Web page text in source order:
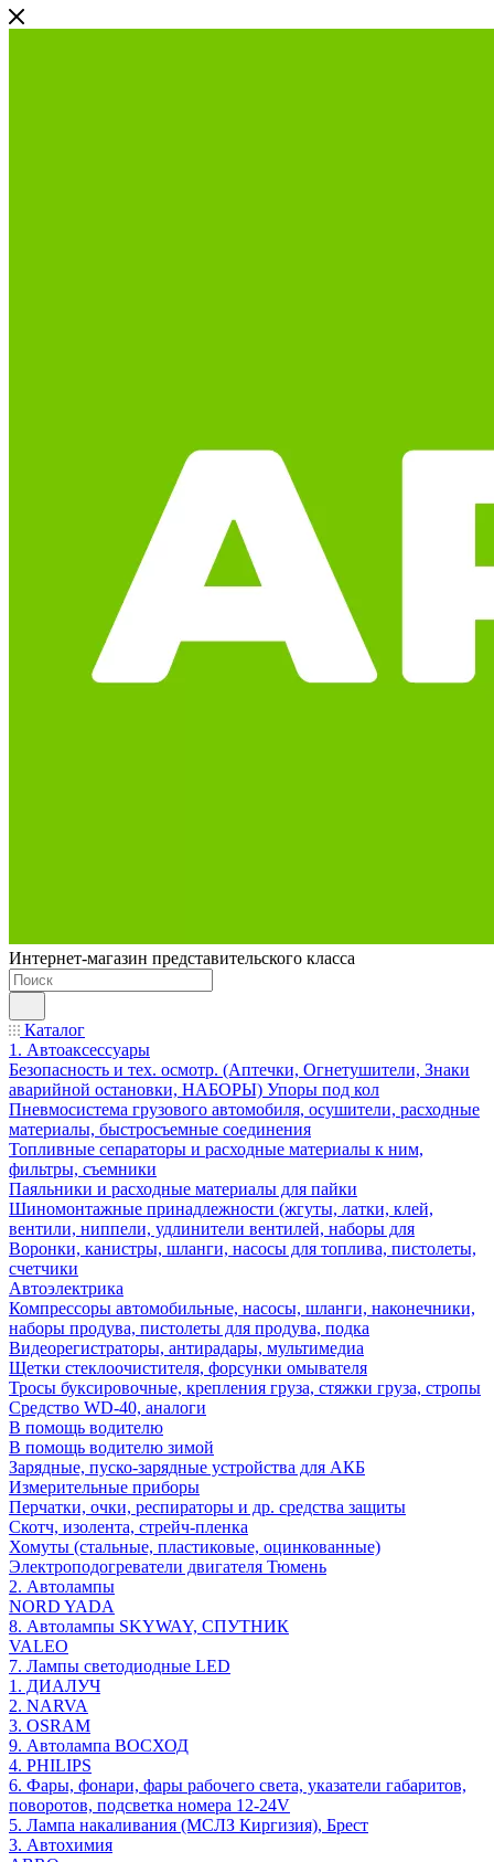
Интернет-магазин представительского класса
Каталог
1. Автоаксессуары
Безопасность и тех. осмотр. (Аптечки, Огнетушители, Знаки
аварийной остановки, НАБОРЫ) Упоры под кол
Пневмосистема грузового автомобиля, осушители, расходные
материалы, быстросъемные соединения
Топливные сепараторы и расходные материалы к ним,
фильтры, съемники
Паяльники и расходные материалы для пайки
Шиномонтажные принадлежности (жгуты, латки, клей,
вентили, ниппели, удлинители вентилей, наборы для
Воронки, канистры, шланги, насосы для топлива, пистолеты,
счетчики
Автоэлектрика
Компрессоры автомобильные, насосы, шланги, наконечники,
наборы продува, пистолеты для продува, подка
Видеорегистраторы, антирадары, мультимедиа
Щетки стеклоочистителя, форсунки омывателя
Тросы буксировочные, крепления груза, стяжки груза, стропы
Средство WD-40, аналоги
В помощь водителю
В помощь водителю зимой
Зарядные, пуско-зарядные устройства для АКБ
Измерительные приборы
Перчатки, очки, респираторы и др. средства защиты
Скотч, изолента, стрейч-пленка
Хомуты (стальные, пластиковые, оцинкованные)
Электроподогреватели двигателя Тюмень
2. Автолампы
NORD YADA
8. Автолампы SKYWAY, СПУТНИК
VALEO
7. Лампы светодиодные LED
1. ДИАЛУЧ
2. NARVA
3. OSRAM
9. Автолампа ВОСХОД
4. PHILIPS
6. Фары, фонари, фары рабочего света, указатели габаритов,
поворотов, подсветка номера 12-24V
5. Лампа накаливания (МСЛЗ Киргизия), Брест
3. Автохимия